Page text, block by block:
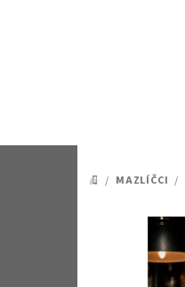
DOMŮ
/ MAZLÍČCI /